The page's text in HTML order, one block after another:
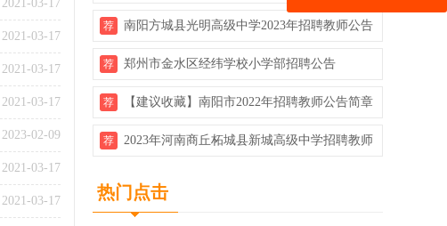
2021-03-17
2021-03-17
2021-03-17
2021-03-17
2023-02-09
2021-03-17
2021-03-17
名中学教师公告
荐 南阳方城县光明高级中学2023年招聘教师公告
（即日起报名）
荐 郑州市金水区经纬学校小学部招聘公告
荐 【建议收藏】南阳市2022年招聘教师公告简章
汇总
荐 2023年河南商丘柘城县新城高级中学招聘教师
热门点击